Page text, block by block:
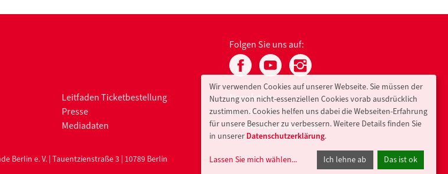
Folgen Sie uns auf:
Leitfaden Ticketbestellung
Presse
Mediadaten
Newsletter
Impressum
Datenschutzerklärung
Berlin e. V. | Tauentzienstraße 3 | 10789 Berlin
Wir verwenden Cookies auf unserer Webseite. Sie müssen der
Nutzung von nicht-essenziellen Cookies vorab ausdrücklich
zustimmen. Cookies helfen uns dabei die Webseiten-Erfahrung
für unsere Besucher zu verbessern. Weitere Details finden Sie
in unserer Datenschutzerklärung.
Lassen Sie mich wählen... Ich lehne ab Das ist ok